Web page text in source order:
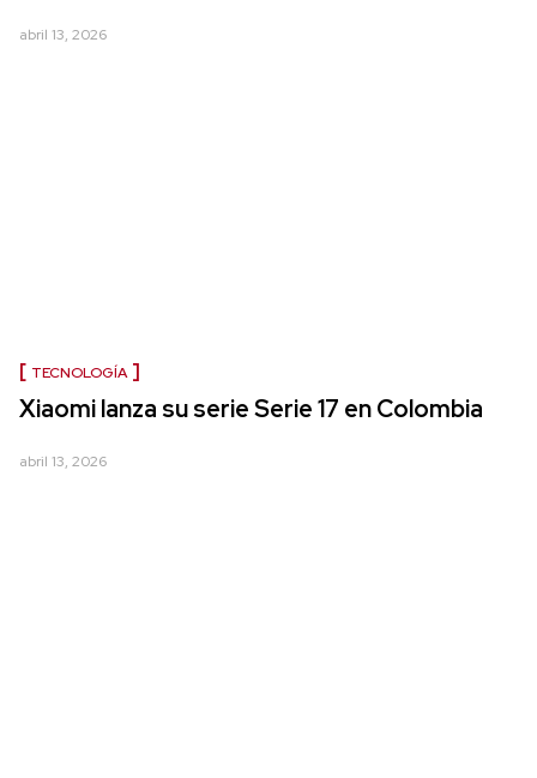
abril 13, 2026
TECNOLOGÍA
Xiaomi lanza su serie Serie 17 en Colombia
abril 13, 2026